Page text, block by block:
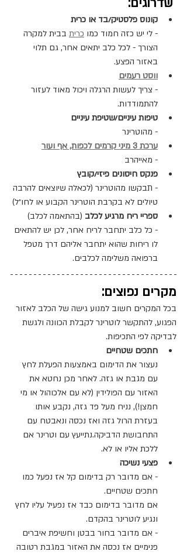
קונוס פלסטיק/בד או כרית
- לי יש כזה חמוד כמו כרית בבית למקרה
הצורך - לכל כלב יתאים אחר, גם תלוי
באזור הפצע.
ווסט רעמים
- צריך לעשות הרגלה ויכול מאוד לעזור
להתמודדות.
טיפות עיניים/שטיפת עיניים
- מהוטרינר
ערכת 3 מיני קרמים לכפות, אף ועור
- מאייהרב
פנקס חיסונים פיזי/קובץ
- תבקשו מהוטרינר (לכאלה שיוצאים להרבה
טיולים לא בקרבת הוטרינר הקבוע או לחו״ל)
ספריי ריח מרגיע לכלב (בהתאמה לכלב)
- כל כלב יתחבר לריח אחר, לכן יש להתאים
לו ריחות שהוא יתחבר אליהם דרך מטפל
ברפואה משלימה לכלבים.
מקרים נפוצים:
בכל המקרים חשוב למנוע גישה של הכלב לאזור
הפגוע, להתקשר לוטרינר לקבלת הכוונה ולגשת
לבדיקה לפי התכיפות.
חתכים שטחיים
נעצור את הדימום באמצעות הפעלת לחץ
עם מגבת או גזה. לאחר מכן נחטא את
האזור עם הפולידין (לא עם אלכוהול או מי
חמצן!), נניח מעל פד גזה, נקבע אותו
בעזרת הרול גזה ואז נכסה ונאבטח עם
התחבושת הדביקה.נתייעץ עם וטרינר אם
ללכת אליו או לא.
פצעי נשיכה
- אם מדובר רק בדימום קל אז נפעל כמו
חתכים שטחיים.
אם מדובר בדימום כבד אז נפעיל עליו לחץ
ונגיע לוטרינר בהקדם.
- אם מדובר בחור בבטן וחשיפת איברים
פנימיים אז נכסה את האזור במגבת רטובה